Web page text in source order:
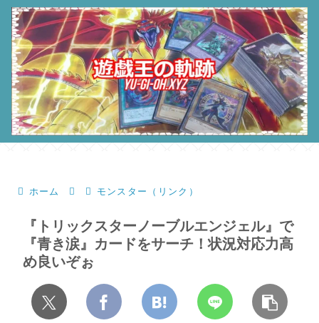
ホーム モンスター（リンク）
『トリックスターノーブルエンジェル』で
『青き涙』カードをサーチ！状況対応力高
め良いぞぉ